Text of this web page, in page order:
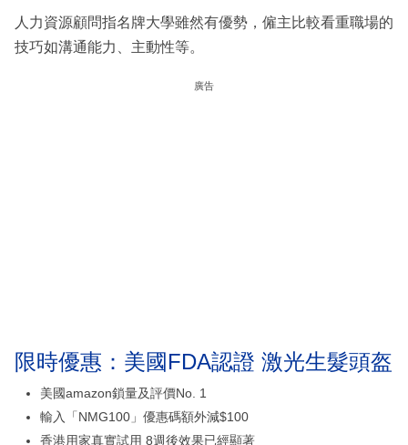
人力資源顧問指名牌大學雖然有優勢，僱主比較看重職場的
技巧如溝通能力、主動性等。
廣告
限時優惠：美國FDA認證 激光生髮頭盔
美國amazon鎖量及評價No. 1
輸入「NMG100」優惠碼額外減$100
香港用家真實試用 8週後效果已經顯著